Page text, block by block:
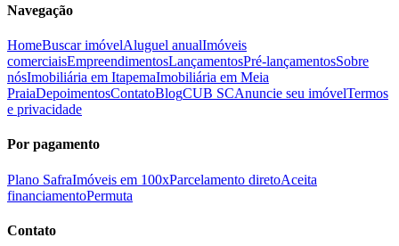
Navegação
HomeBuscar imóvelAluguel anualImóveis
comerciaisEmpreendimentosLançamentosPré-lançamentosSobre
nósImobiliária em ItapemaImobiliária em Meia
PraiaDepoimentosContatoBlogCUB SCAnuncie seu imóvelTermos
e privacidade
Por pagamento
Plano SafraImóveis em 100xParcelamento diretoAceita
financiamentoPermuta
Contato